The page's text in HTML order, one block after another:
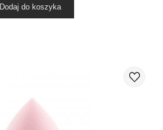
Dodaj do koszyka